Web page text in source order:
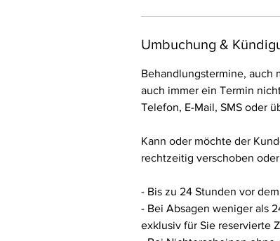
Umbuchung &
Behandlungstermine, auch
auch immer ein Termin
Telefon, E-Mail, SMS oder
Kann oder möchte der
rechtzeitig verschoben
- Bis zu 24 Stunden vor
- Bei Absagen weniger als
exklusiv für Sie reservierte